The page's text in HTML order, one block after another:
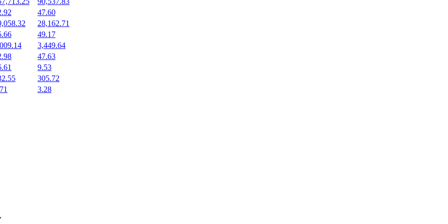
47.60
28,162.71
49.17
3,449.64
47.63
9.53
305.72
3.28